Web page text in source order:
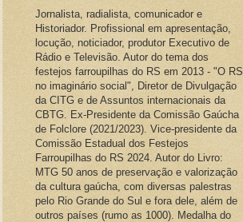
Jornalista, radialista, comunicador e
Historiador. Profissional em apresentação,
locução, noticiador, produtor Executivo de
Rádio e Televisão. Autor do tema dos
festejos farroupilhas do RS em 2013 - "O RS
no imaginário social", Diretor de Divulgação
da CITG e de Assuntos internacionais da
CBTG. Ex-Presidente da Comissão Gaúcha
de Folclore (2021/2023). Vice-presidente da
Comissão Estadual dos Festejos
Farroupilhas do RS 2024. Autor do Livro:
MTG 50 anos de preservação e valorização
da cultura gaúcha, com diversas palestras
pelo Rio Grande do Sul e fora dele, além de
outros países (rumo as 1000). Medalha do